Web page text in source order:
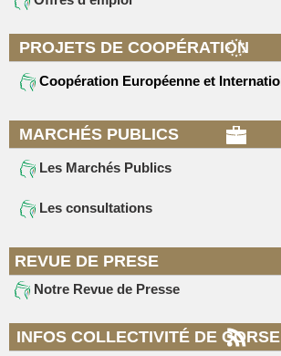
PROJETS DE COOPÉRATION
Coopération Européenne et
MARCHÉS PUBLICS
Les Marchés Publics
Les consultations
REVUE DE PRESE
Notre Revue de Presse
INFOS COLLECTIVITÉ DE CORSE